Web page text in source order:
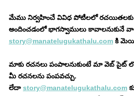
మేము నిర్వహించే వివిధ పోటీలలో రచయితలకు
అందించడంలో భాగస్వాములు కావాలనుకునే
story@manatelugukathalu.com కి
మాకు రచనలు పంపాలనుకుంటే మా వెబ్ సైట్
మీ రచనలను పంపవచ్చు.
లేదా story@manatelugukathalu.com